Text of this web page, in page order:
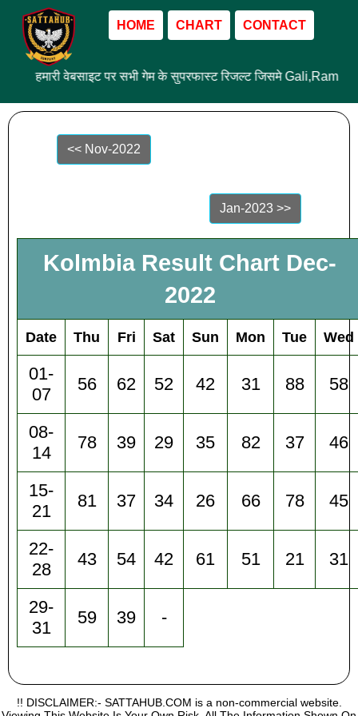
HOME CHART CONTACT
हमारी वेबसाइट पर सभी गेम के सुपरफास्ट रिजल्ट जिसमे
<< Nov-2022
Jan-2023 >>
Kolmbia Result Chart Dec-
2022
Date Thu Fri Sat Sun Mon Tue Wed
01-
07
56 62 52 42 31 88 58
08-
14
78 39 29 35 82 37 46
15-
21
81 37 34 26 66 78 45
22-
28
43 54 42 61 51 21 31
29-
31
59 39 -
!! DISCLAIMER:- SATTAHUB.COM is a non-commercial website.